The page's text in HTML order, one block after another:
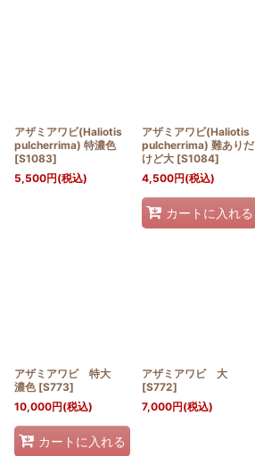
アザミアワビ(Haliotis
pulcherrima) 特濃色
[S1083]
5,500円(税込)
アザミアワビ(Haliotis
pulcherrima) 難ありだ
けど大 [S1084]
4,500円(税込)
カートに入れる
アザミアワビ 特大
濃色 [S773]
10,000円(税込)
カートに入れる
アザミアワビ 大
[S772]
7,000円(税込)